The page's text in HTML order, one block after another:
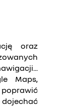
oraz
Maps,
dojechać